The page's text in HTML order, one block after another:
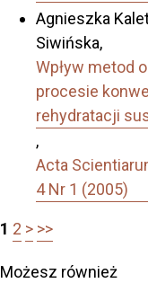
Agnieszka
Siwińska,
Wpływ metod
procesie
rehydratacji
,
Acta
4 Nr 1 (2005)
1 2 > >>
Możesz również